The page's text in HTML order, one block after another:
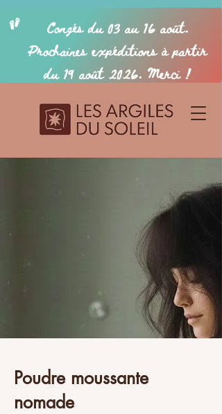
Poudre moussante
nomade